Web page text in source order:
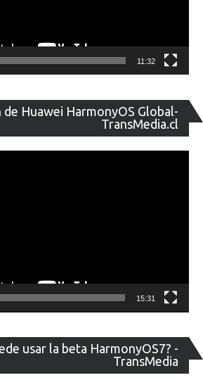
11:32
de Huawei HarmonyOS Global-
TransMedia.cl
de
15:31
usar la beta HarmonyOS7? -
TransMedia
de